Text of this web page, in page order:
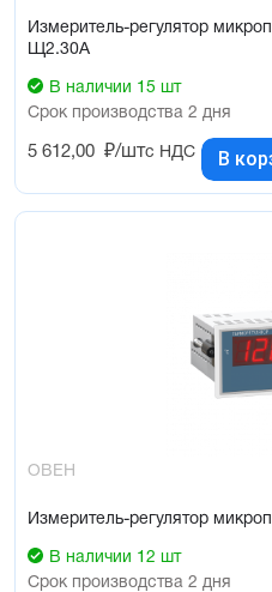
Измеритель-регулятор
Щ2.30А
В наличии 15 шт
Срок производства 2 дня
5 612,00 ₽/штс НДС В
ОВЕН
Измеритель-регулятор
В наличии 12 шт
Срок производства 2 дня